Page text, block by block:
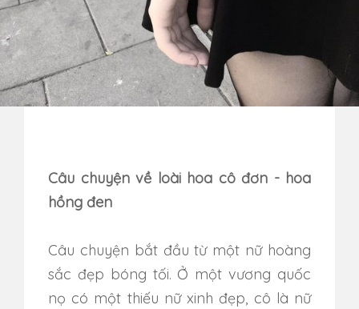
Câu chuyện về loài hoa cô đơn - hoa
hồng đen
Câu chuyện bắt đầu từ một nữ hoàng
sắc đẹp bóng tối. Ở một vương quốc
nọ có một thiếu nữ xinh đẹp, cô là nữ